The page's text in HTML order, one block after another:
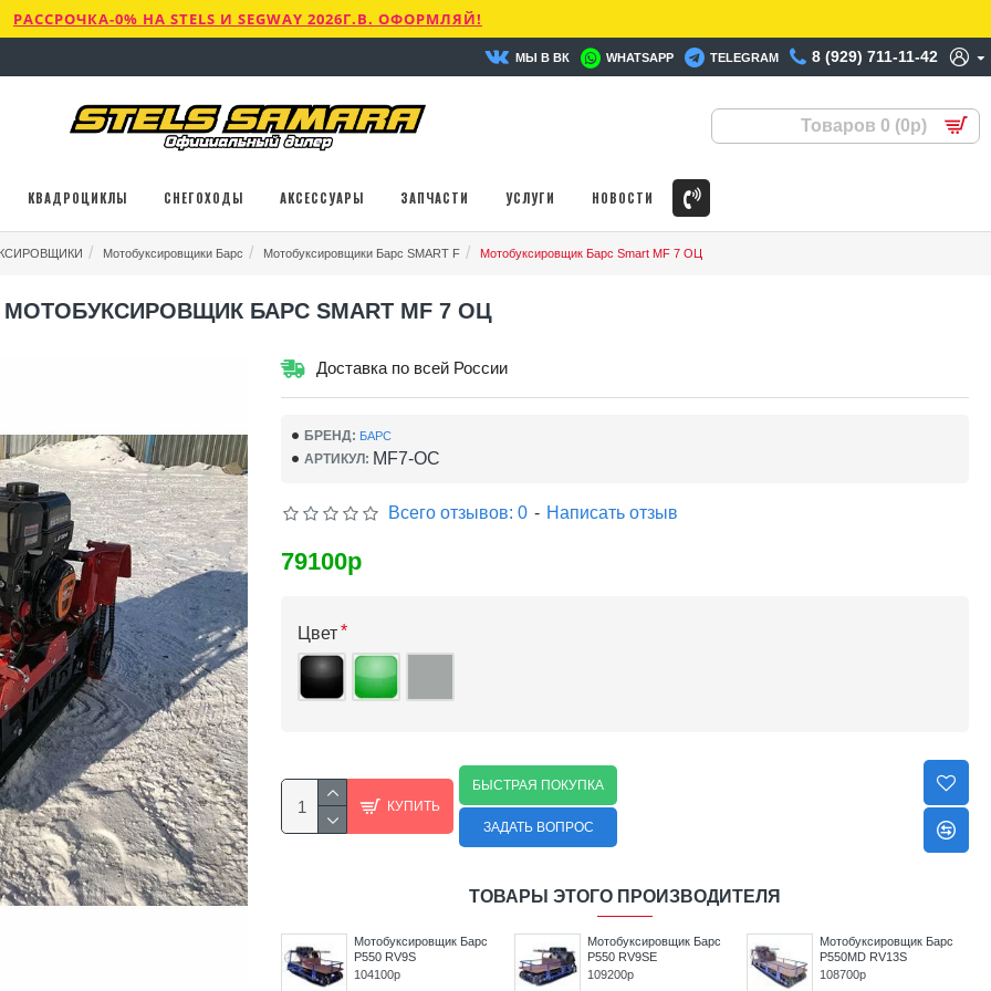
РАССРОЧКА-0% НА STELS И SEGWAY 2026Г.В. ОФОРМЛЯЙ!
МЫ В ВК WHATSAPP TELEGRAM 8 (929) 711-11-42
Товаров 0 (0р)
КВАДРОЦИКЛЫ СНЕГОХОДЫ АКСЕССУАРЫ ЗАПЧАСТИ УСЛУГИ НОВОСТИ
Мотобуксировщики Барс Мотобуксировщики Барс SMART F Мотобуксировщик Барс Smart MF 7 ОЦ
МОТОБУКСИРОВЩИК БАРС SMART MF 7 ОЦ
Доставка по всей России
БРЕНД: БАРС
АРТИКУЛ: MF7-OC
Всего отзывов: 0 - Написать отзыв
79100р
Цвет
КУПИТЬ
БЫСТРАЯ ПОКУПКА
ЗАДАТЬ ВОПРОС
ТОВАРЫ ЭТОГО ПРОИЗВОДИТЕЛЯ
Мотобуксировщик Барс
P550 RV9S
104100р
Мотобуксировщик Барс
P550 RV9SE
109200р
Мотобуксировщик Барс
P550MD RV13S
108700р